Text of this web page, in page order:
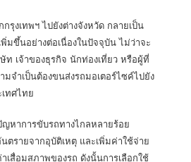
รุงเทพฯ ไปยังต่างจังหวัด กลายเป็น
มขึ้นอย่างต่อเนื่องในปัจจุบัน ไม่ว่าจะ
ท เจ้าของธุรกิจ นักท่องเที่ยว หรือผู้ที่
จำเป็นต้องขนส่งรถมอเตอร์ไซค์ไปยัง
ทศไทย
หาการขับรถทางไกลหลายร้อย
นตรายจากอุบัติเหตุ และเพิ่มค่าใช้จ่าย
สื่อมสภาพของรถ ดังนั้นการเลือกใช้